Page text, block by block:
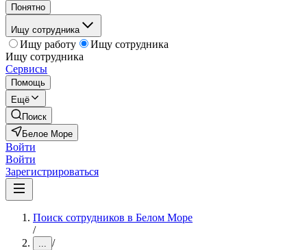
Понятно
Ищу сотрудника
Ищу работу
Ищу сотрудника
Ищу сотрудника
Сервисы
Помощь
Ещё
Поиск
Белое Море
Войти
Войти
Зарегистрироваться
Поиск сотрудников в Белом Море
/
... /